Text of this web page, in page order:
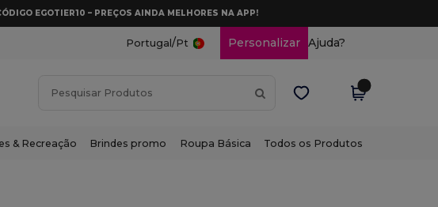
EGOTIER10 – PREÇOS AINDA MELHORES NA APP!
Portugal /Pt Personalizar Ajuda?
& Recreação Brindes promo Roupa Básica Todos os Produtos